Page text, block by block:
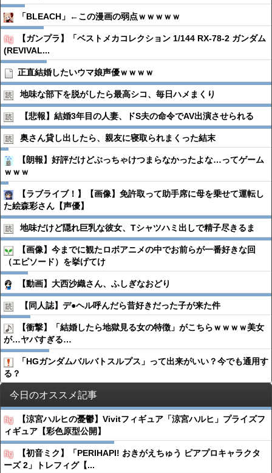
「BLEACH」←この漫画の弱点ｗｗｗｗｗ
【ガンプラ】「ベストメカコレクション 1/144 RX-78-2 ガンダム
(REVIVAL...
正直結婚したいウマ娘声優ｗｗｗｗ
地味な部下を脱がしたら最高シコ、毎日ハメまくり
【悲報】結婚3年目の人妻、ドS夫の命令でAV出演させられる
奥さん貸し出したら、親友に寝取られまくった結末
【朗報】好評だけどぶっちゃけつまらなかったよな…ってゲーム
ｗｗｗ
【ラブライブ！】【画像】免許取って助手席に母を乗せて運転し
た絵森彩さん【声優】
地味だけど隠れ巨乳な彼女、Tシャツハミ出しで精子尽きるま
【画像】今までに観たロボアニメの中でお前らが一番好きな回
（エピソード）を挙げてけ
【動画】大西沙織さん、ふしぎなおどり
【同人誌】デ●︎ヘル呼んだら昔好きだった子が来た件
【衝撃】「結婚したら地獄見る女の特徴」がこちらｗｗｗｗ美女
が…ヤバすぎる…
「HGガンダムバルバトスルプス」って出来がいい？今でも通用す
る？
今日のオススメ記事
【涼宮ハルヒの憂鬱】Vivitフィギュア「涼宮ハルヒ」プライズフ
ィギュア【彩色原型公開】
【初音ミク】「PERIHAPI! おきがえちゅう ピアプロキャラクタ
ーズ 2」トレフィグ【...